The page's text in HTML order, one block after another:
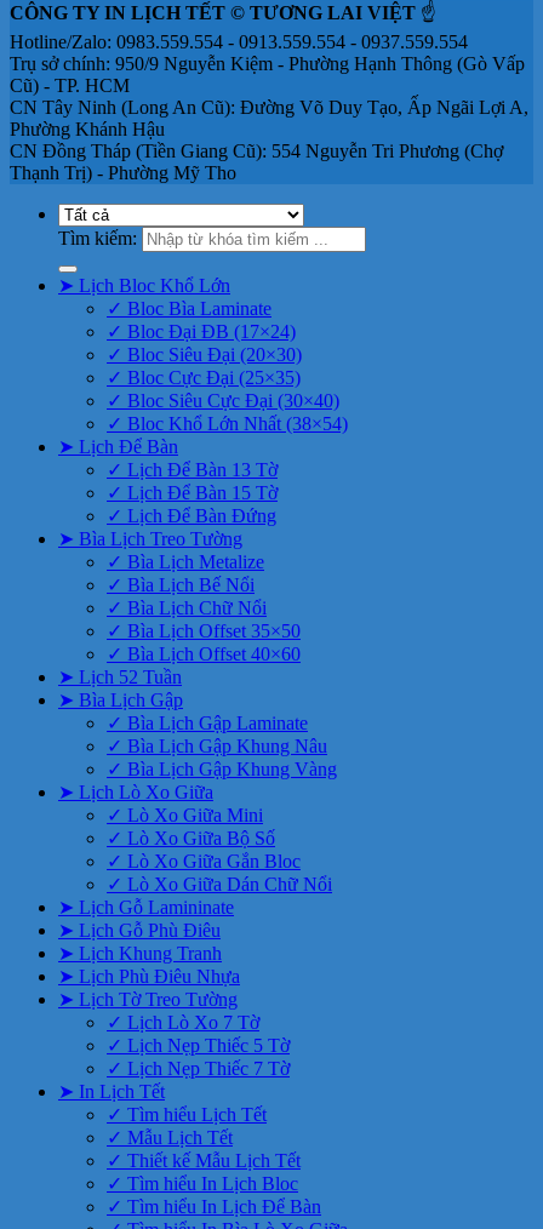
CÔNG TY IN LỊCH TẾT © TƯƠNG LAI VIỆT ☝️
Hotline/Zalo: 0983.559.554 - 0913.559.554 - 0937.559.554
Trụ sở chính: 950/9 Nguyễn Kiệm - Phường Hạnh Thông (Gò Vấp
Cũ) - TP. HCM
CN Tây Ninh (Long An Cũ): Đường Võ Duy Tạo, Ấp Ngãi Lợi A,
Phường Khánh Hậu
CN Đồng Tháp (Tiền Giang Cũ): 554 Nguyễn Tri Phương (Chợ
Thạnh Trị) - Phường Mỹ Tho
Tìm kiếm:
➤ Lịch Bloc Khổ Lớn
✓ Bloc Bìa Laminate
✓ Bloc Đại ĐB (17×24)
✓ Bloc Siêu Đại (20×30)
✓ Bloc Cực Đại (25×35)
✓ Bloc Siêu Cực Đại (30×40)
✓ Bloc Khổ Lớn Nhất (38×54)
➤ Lịch Để Bàn
✓ Lịch Để Bàn 13 Tờ
✓ Lịch Để Bàn 15 Tờ
✓ Lịch Để Bàn Đứng
➤ Bìa Lịch Treo Tường
✓ Bìa Lịch Metalize
✓ Bìa Lịch Bế Nổi
✓ Bìa Lịch Chữ Nổi
✓ Bìa Lịch Offset 35×50
✓ Bìa Lịch Offset 40×60
➤ Lịch 52 Tuần
➤ Bìa Lịch Gập
✓ Bìa Lịch Gập Laminate
✓ Bìa Lịch Gập Khung Nâu
✓ Bìa Lịch Gập Khung Vàng
➤ Lịch Lò Xo Giữa
✓ Lò Xo Giữa Mini
✓ Lò Xo Giữa Bộ Số
✓ Lò Xo Giữa Gắn Bloc
✓ Lò Xo Giữa Dán Chữ Nổi
➤ Lịch Gỗ Lamininate
➤ Lịch Gỗ Phù Điêu
➤ Lịch Khung Tranh
➤ Lịch Phù Điêu Nhựa
➤ Lịch Tờ Treo Tường
✓ Lịch Lò Xo 7 Tờ
✓ Lịch Nẹp Thiếc 5 Tờ
✓ Lịch Nẹp Thiếc 7 Tờ
➤ In Lịch Tết
✓ Tìm hiểu Lịch Tết
✓ Mẫu Lịch Tết
✓ Thiết kế Mẫu Lịch Tết
✓ Tìm hiểu In Lịch Bloc
✓ Tìm hiểu In Lịch Để Bàn